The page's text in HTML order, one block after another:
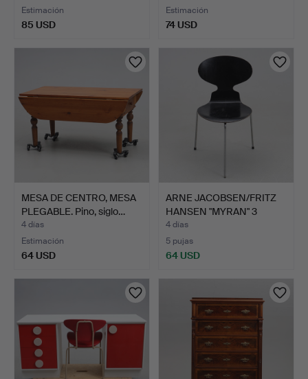
Estimación
85 USD
Estimación
74 USD
MESA DE CENTRO, MESA
PLEGABLE. Pino, siglo…
4 días
Estimación
64 USD
ARNE JACOBSEN/FRITZ
HANSEN "MYRAN" 3
PATAS…
4 días
5 pujas
64 USD